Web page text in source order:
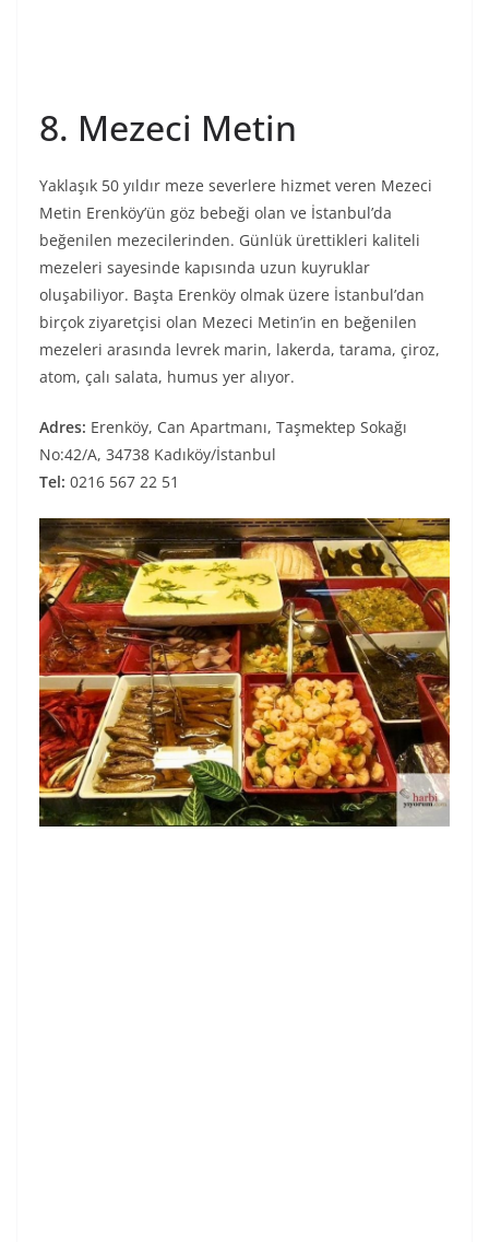
8. Mezeci Metin
Yaklaşık 50 yıldır meze severlere hizmet veren Mezeci
Metin Erenköy’ün göz bebeği olan ve İstanbul’da
beğenilen mezecilerinden. Günlük ürettikleri kaliteli
mezeleri sayesinde kapısında uzun kuyruklar
oluşabiliyor. Başta Erenköy olmak üzere İstanbul’dan
birçok ziyaretçisi olan Mezeci Metin’in en beğenilen
mezeleri arasında levrek marin, lakerda, tarama, çiroz,
atom, çalı salata, humus yer alıyor.
Adres: Erenköy, Can Apartmanı, Taşmektep Sokağı
No:42/A, 34738 Kadıköy/İstanbul
Tel: 0216 567 22 51